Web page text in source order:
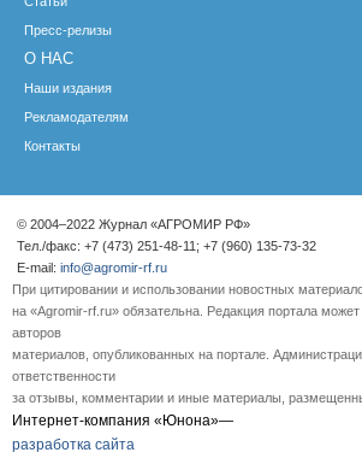
Пресс-релизы
О НАС
Наши издания
Рекламодателям
Контакты
© 2004–2022 Журнал «АГРОМИР РФ»
Тел./факс: +7 (473) 251-48-11; +7 (960) 135-73-32
E-mail: info@agromir-rf.ru
При цитировании и использовании новостных
на «Agromir-rf.ru» обязательна. Редакция портала
авторов
материалов, опубликованных на портале.
ответственности
за отзывы, комментарии и иные материалы,
Интернет-компания «Юнона»—
разработка сайта